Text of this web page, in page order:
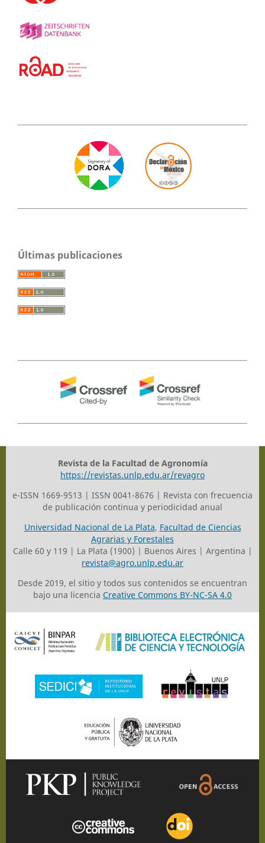
Últimas publicaciones
Revista de la Facultad de Agronomía
https://revistas.unlp.edu.ar/revagro
e-ISSN 1669-9513 | ISSN 0041-8676 | Revista con frecuencia
de publicación continua y periodicidad anual
Universidad Nacional de La Plata, Facultad de Ciencias
Agrarias y Forestales
Calle 60 y 119 | La Plata (1900) | Buenos Aires | Argentina |
revista@agro.unlp.edu.ar
Desde 2019, el sitio y todos sus contenidos se encuentran
bajo una licencia Creative Commons BY-NC-SA 4.0